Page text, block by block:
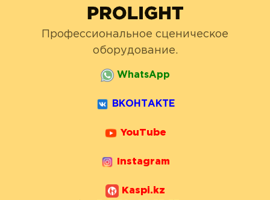
Профессиональное сценическое
оборудование.
WhatsApp
ВКОНТАКТЕ
YouTube
Instagram
Kaspi.kz